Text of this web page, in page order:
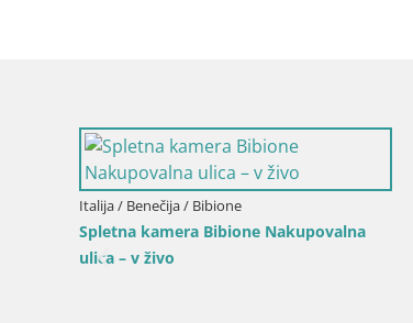
Italija / Benečija / Bibione
Spletna kamera Bibione Nakupovalna
ulica – v živo